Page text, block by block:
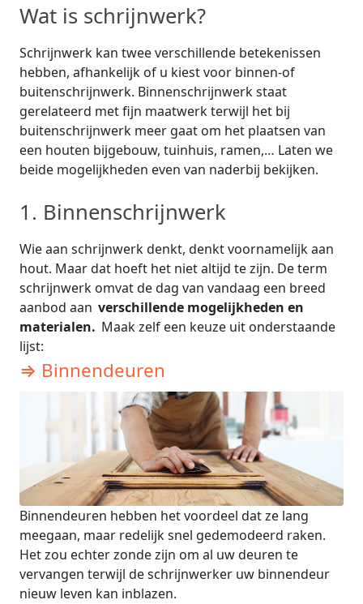
Wat is schrijnwerk?
Schrijnwerk kan twee verschillende betekenissen
hebben, afhankelijk of u kiest voor binnen-of
buitenschrijnwerk. Binnenschrijnwerk staat
gerelateerd met fijn maatwerk terwijl het bij
buitenschrijnwerk meer gaat om het plaatsen van
een houten bijgebouw, tuinhuis, ramen,… Laten we
beide mogelijkheden even van naderbij bekijken.
1. Binnenschrijnwerk
Wie aan schrijnwerk denkt, denkt voornamelijk aan
hout. Maar dat hoeft het niet altijd te zijn. De term
schrijnwerk omvat de dag van vandaag een breed
aanbod aan verschillende mogelijkheden en
materialen. Maak zelf een keuze uit onderstaande
lijst:
⇒ Binnendeuren
Binnendeuren hebben het voordeel dat ze lang
meegaan, maar redelijk snel gedemodeerd raken.
Het zou echter zonde zijn om al uw deuren te
vervangen terwijl de schrijnwerker uw binnendeur
nieuw leven kan inblazen.